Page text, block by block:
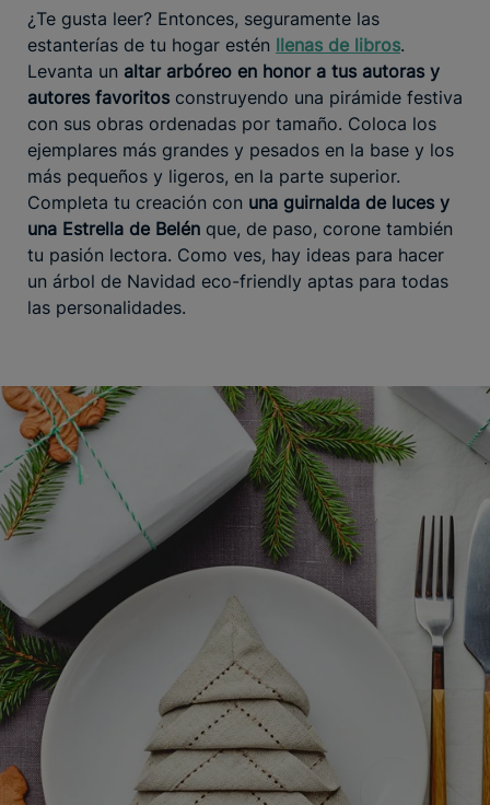
¿Te gusta leer? Entonces, seguramente las
estanterías de tu hogar estén llenas de libros.
Levanta un altar arbóreo en honor a tus autoras y
autores favoritos construyendo una pirámide festiva
con sus obras ordenadas por tamaño. Coloca los
ejemplares más grandes y pesados en la base y los
más pequeños y ligeros, en la parte superior.
Completa tu creación con una guirnalda de luces y
una Estrella de Belén que, de paso, corone también
tu pasión lectora. Como ves, hay ideas para hacer
un árbol de Navidad eco-friendly aptas para todas
las personalidades.